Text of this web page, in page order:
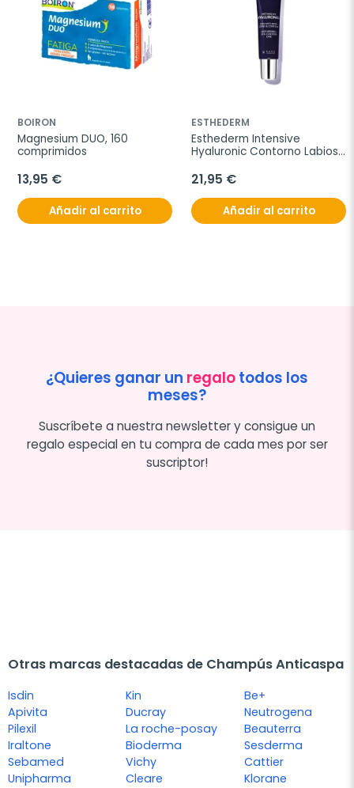
BOIRON
Magnesium DUO, 160
comprimidos
13,95 €
Añadir al carrito
ESTHEDERM
Esthederm Intensive
Hyaluronic Contorno Labios,
21,95 €
Añadir al carrito
¿Quieres ganar un regalotodos los
meses?
Suscríbete a nuestra newsletter y consigue un
regalo especial en tu compra de cada mes por ser
suscriptor!
Otras marcas destacadas de Champús Anticaspa
Isdin
Apivita
Pilexil
Iraltone
Sebamed
Unipharma
Kin
Ducray
La roche-posay
Bioderma
Vichy
Cleare
Be+
Neutrogena
Beauterra
Sesderma
Cattier
Klorane